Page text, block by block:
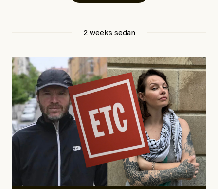
2 weeks sedan